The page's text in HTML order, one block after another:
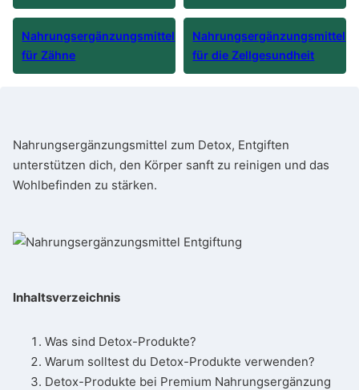
Nahrungsergänzungsmittel
für Zähne
Nahrungsergänzungsmittel
für die Zellgesundheit
Nahrungsergänzungsmittel zum Detox, Entgiften
unterstützen dich, den Körper sanft zu reinigen und das
Wohlbefinden zu stärken.
Inhaltsverzeichnis
Was sind Detox-Produkte?
Warum solltest du Detox-Produkte verwenden?
Detox-Produkte bei Premium Nahrungsergänzung